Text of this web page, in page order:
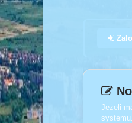
Jeżeli
systemu.